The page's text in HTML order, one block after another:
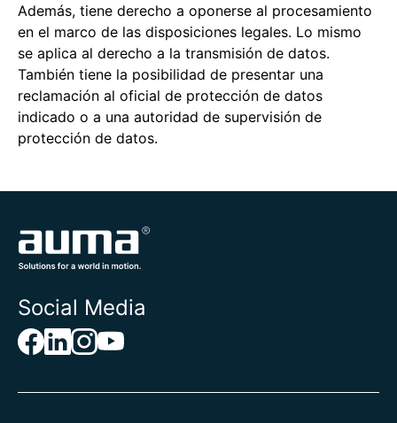
Además, tiene derecho a oponerse al procesamiento
en el marco de las disposiciones legales. Lo mismo
se aplica al derecho a la transmisión de datos.
También tiene la posibilidad de presentar una
reclamación al oficial de protección de datos
indicado o a una autoridad de supervisión de
protección de datos.
Social Media